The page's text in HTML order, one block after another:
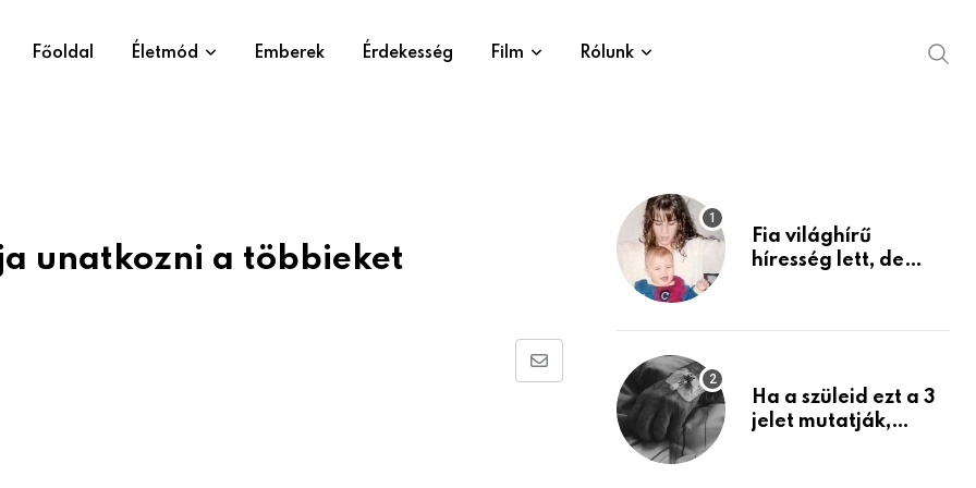
Főoldal Életmód Emberek Érdekesség Film Rólunk
unatkozni a többieket
Share
Fia világhírű
híresség lett, de
mint azt el tudnád
Ha a szüleid ezt a 3
jelet mutatják,